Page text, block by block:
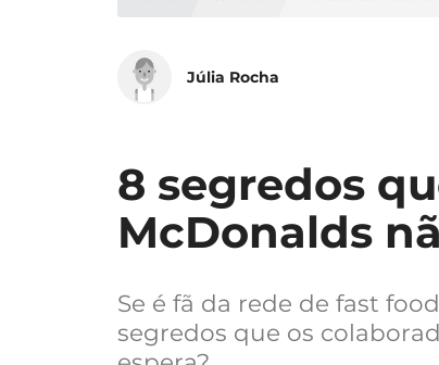
Júlia Rocha
8 segredos
McDonalds
Se é fã da rede de fast
segredos que os